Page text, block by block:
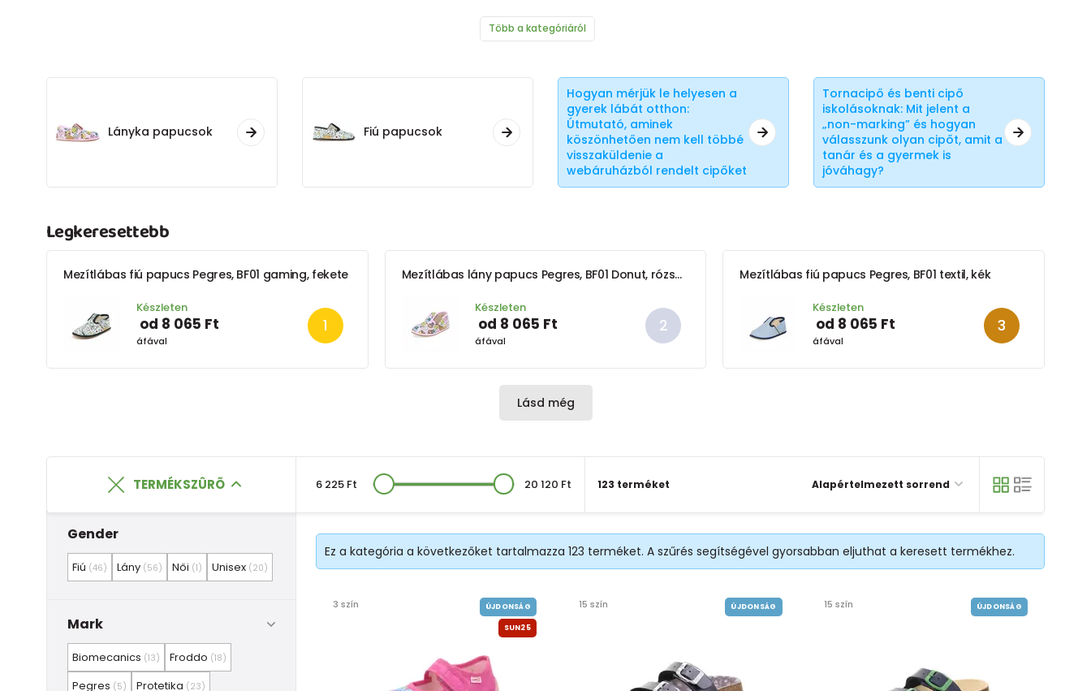
Több a kategóriáról
Lányka papucsok Fiú papucsok
Hogyan mérjük le helyesen a
gyerek lábát otthon:
Útmutató, aminek
köszönhetően nem kell többé
visszaküldenie a
webáruházból rendelt cipőket
Tornacipő és benti cipő
iskolásoknak: Mit jelent a
„non-marking” és hogyan
válasszunk olyan cipőt, amit a
tanár és a gyermek is
jóváhagy?
Legkeresettebb
Mezítlábas fiú papucs Pegres, BF01 gaming, fekete
Készleten
od 8 065 Ft
áfával
Mezítlábas lány papucs Pegres, BF01 Donut, rózsaszín
Készleten
od 8 065 Ft
áfával
Mezítlábas fiú papucs Pegres, BF01 textil, kék
Készleten
od 8 065 Ft
áfával
Lásd még
TERMÉKSZÛRÕ 123 terméket Alapértelmezett sorrend
Gender
Fiú (46) Lány (56) Női (1) Unisex (20)
Mark
Biomecanics (13) Froddo (18)
Pegres (5) Protetika (23)
6 225 Ft 20 120 Ft
Ez a kategória a következőket tartalmazza 123 terméket. A szűrés segítségével gyorsabban eljuthat a keresett termékhez.
3 szín ÚJDONSÁG
SUN25
15 szín ÚJDONSÁG 15 szín ÚJDONSÁG